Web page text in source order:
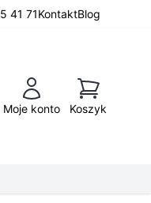
41 71KontaktBlog
Moje konto
Koszyk
Koszyk